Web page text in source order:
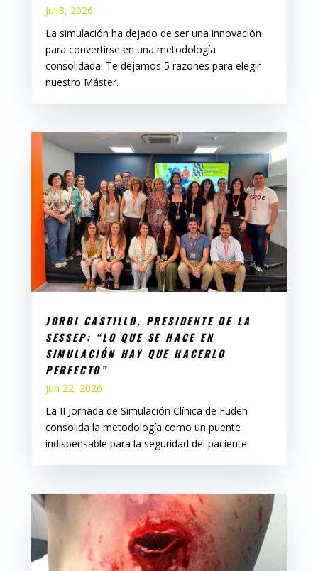
Jul 8, 2026
La simulación ha dejado de ser una innovación
para convertirse en una metodología
consolidada. Te dejamos 5 razones para elegir
nuestro Máster.
JORDI CASTILLO, PRESIDENTE DE LA
SESSEP: “LO QUE SE HACE EN
SIMULACIÓN HAY QUE HACERLO
PERFECTO”
Jun 22, 2026
La II Jornada de Simulación Clínica de Fuden
consolida la metodología como un puente
indispensable para la seguridad del paciente